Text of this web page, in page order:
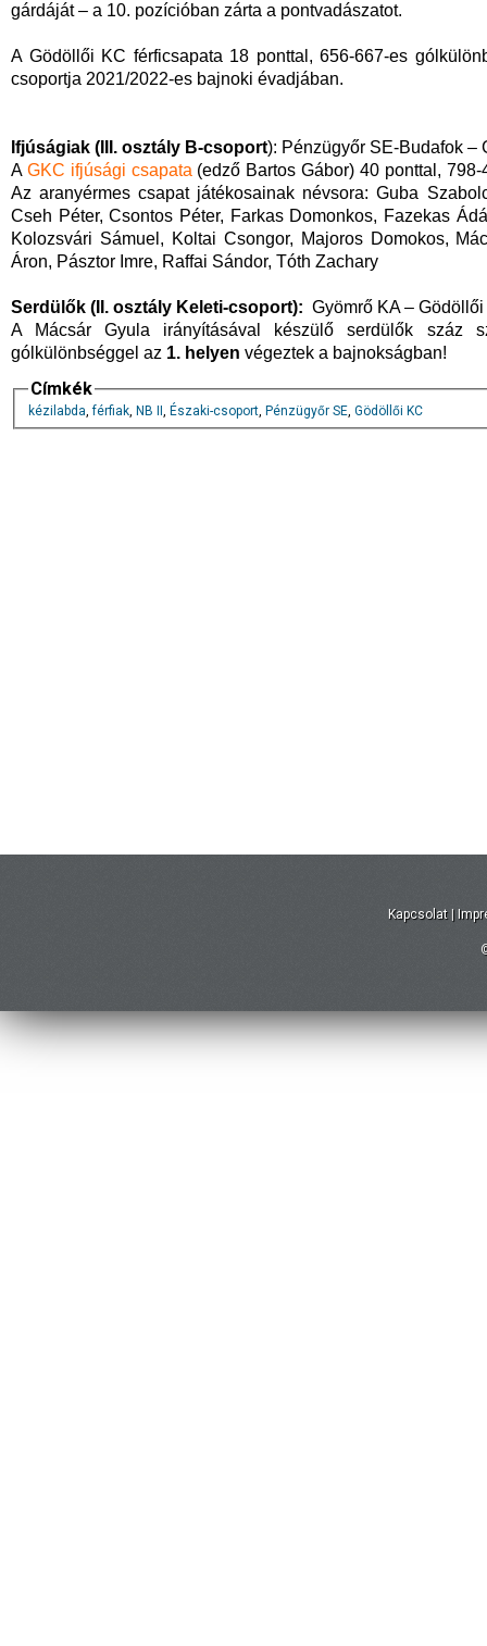
gárdáját – a 10. pozícióban zárta a pontvadászatot.
A Gödöllői KC férficsapata 18 ponttal, 656-667-es
csoportja 2021/2022-es bajnoki évadjában.
Ifjúságiak (III. osztály B-csoport): Pénzügyőr SE-Budafok –
A GKC ifjúsági csapata(edző Bartos Gábor) 40 ponttal,
Az aranyérmes csapat játékosainak névsora: Guba
Cseh Péter, Csontos Péter, Farkas Domonkos, Fazekas
Kolozsvári Sámuel, Koltai Csongor, Majoros Domokos,
Áron, Pásztor Imre, Raffai Sándor, Tóth Zachary
Serdülők (II. osztály Keleti-csoport): Gyömrő KA –
A Mácsár Gyula irányításával készülő serdülők száz
gólkülönbséggel az 1. helyen végeztek a bajnokságban!
Címkék
kézilabda,férfiak, NB II , Északi-csoport, Pénzügyőr SE, Gödöllői KC
Kapcsolat |